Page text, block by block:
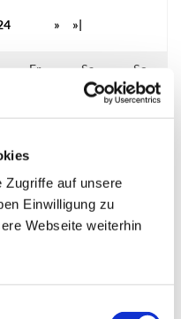
Zugriffe auf unsere
Einwilligung zu
Webseite weiterhin
» »|
Fr Sa So
07
14 15
21 22 23